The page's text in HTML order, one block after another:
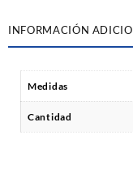
INFORMACIÓN
Medidas
Cantidad